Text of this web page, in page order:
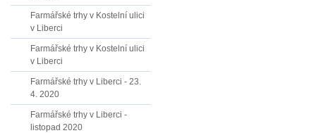
Farmářské trhy v Kostelní ulici
v Liberci
Farmářské trhy v Kostelní ulici
v Liberci
Farmářské trhy v Liberci - 23.
4. 2020
Farmářské trhy v Liberci -
listopad 2020